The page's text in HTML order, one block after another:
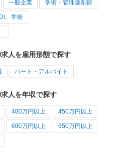
一般企業 学術・管理薬剤師
、学術
人を雇用形態で探す
パート・アルバイト
人を年収で探す
400万円以上 450万円以上
600万円以上 650万円以上